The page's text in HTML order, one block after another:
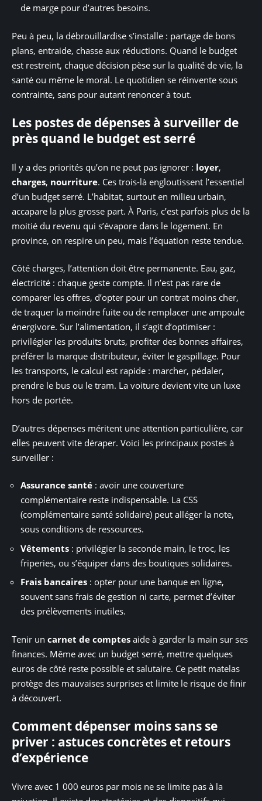
de marge pour d’autres besoins.
Peu à peu, la débrouillardise s’installe : partage de bons
plans, entraide, chasse aux réductions. Quand le budget
est restreint, chaque décision pèse sur la qualité de vie, la
santé ou même le moral. Le quotidien se réinvente sous
contrainte, sans pour autant renoncer à tout.
Les postes de dépenses à surveiller de
près quand le budget est serré
Il y a des priorités qu’on ne peut pas ignorer : loyer,
charges, nourriture. Ces trois-là engloutissent l’essentiel
d’un budget serré. L’habitat, surtout en milieu urbain,
accapare la plus grosse part. À Paris, c’est parfois plus de la
moitié du revenu qui s’évapore dans le logement. En
province, on respire un peu, mais l’équation reste tendue.
Côté charges, l’attention doit être permanente. Eau, gaz,
électricité : chaque geste compte. Il n’est pas rare de
comparer les offres, d’opter pour un contrat moins cher,
de traquer la moindre fuite ou de remplacer une ampoule
énergivore. Sur l’alimentation, il s’agit d’optimiser :
privilégier les produits bruts, profiter des bonnes affaires,
préférer la marque distributeur, éviter le gaspillage. Pour
les transports, le calcul est rapide : marcher, pédaler,
prendre le bus ou le tram. La voiture devient vite un luxe
hors de portée.
D’autres dépenses méritent une attention particulière, car
elles peuvent vite déraper. Voici les principaux postes à
surveiller :
Assurance santé : avoir une couverture
complémentaire reste indispensable. La CSS
(complémentaire santé solidaire) peut alléger la note,
sous conditions de ressources.
Vêtements : privilégier la seconde main, le troc, les
friperies, ou s’équiper dans des boutiques solidaires.
Frais bancaires : opter pour une banque en ligne,
souvent sans frais de gestion ni carte, permet d’éviter
des prélèvements inutiles.
Tenir un carnet de comptes aide à garder la main sur ses
finances. Même avec un budget serré, mettre quelques
euros de côté reste possible et salutaire. Ce petit matelas
protège des mauvaises surprises et limite le risque de finir
à découvert.
Comment dépenser moins sans se
priver : astuces concrètes et retours
d’expérience
Vivre avec 1 000 euros par mois ne se limite pas à la